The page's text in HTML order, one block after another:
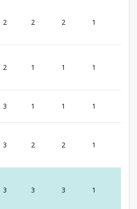
2 2 2 1
2 1 1 1
3 1 1 1
3 2 2 1
3 3 3 1